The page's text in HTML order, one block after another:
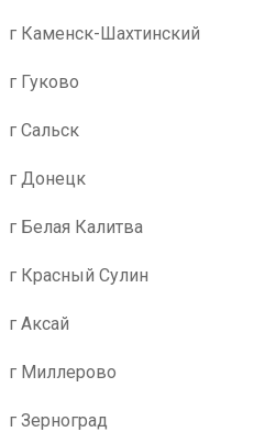
г Каменск-Шахтинский
г Гуково
г Сальск
г Донецк
г Белая Калитва
г Красный Сулин
г Аксай
г Миллерово
г Зерноград